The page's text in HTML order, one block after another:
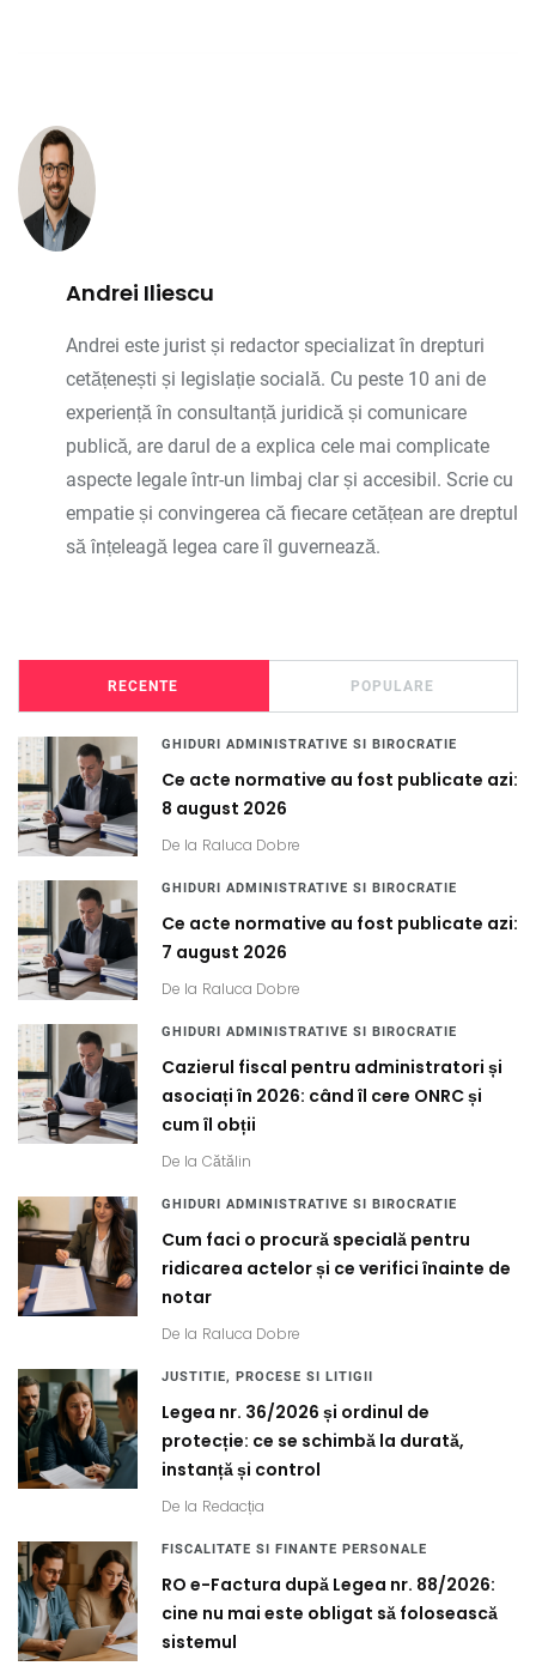
Andrei Iliescu
Andrei este jurist și redactor specializat în drepturi
cetățenești și legislație socială. Cu peste 10 ani de
experiență în consultanță juridică și comunicare
publică, are darul de a explica cele mai complicate
aspecte legale într-un limbaj clar și accesibil. Scrie cu
empatie și convingerea că fiecare cetățean are dreptul
să înțeleagă legea care îl guvernează.
RECENTE POPULARE
GHIDURI ADMINISTRATIVE SI BIROCRATIE
Ce acte normative au fost publicate azi:
8 august 2026
De la Raluca Dobre
GHIDURI ADMINISTRATIVE SI BIROCRATIE
Ce acte normative au fost publicate azi:
7 august 2026
De la Raluca Dobre
GHIDURI ADMINISTRATIVE SI BIROCRATIE
Cazierul fiscal pentru administratori și
asociați în 2026: când îl cere ONRC și
cum îl obții
De la Cătălin
GHIDURI ADMINISTRATIVE SI BIROCRATIE
Cum faci o procură specială pentru
ridicarea actelor și ce verifici înainte de
notar
De la Raluca Dobre
JUSTITIE, PROCESE SI LITIGII
Legea nr. 36/2026 și ordinul de
protecție: ce se schimbă la durată,
instanță și control
De la Redacția
FISCALITATE SI FINANTE PERSONALE
RO e-Factura după Legea nr. 88/2026:
cine nu mai este obligat să folosească
sistemul